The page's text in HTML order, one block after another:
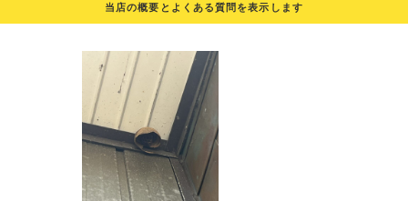
当店の概要とよくある質問を表示します